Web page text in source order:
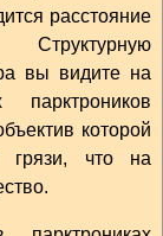
расстояние
вы видите на
которой
грязи, что на